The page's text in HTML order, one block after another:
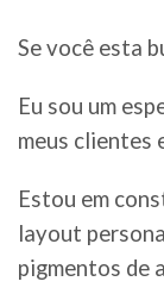
Se você esta
Eu sou um
meus clientes
Estou em
layout
pigmentos de